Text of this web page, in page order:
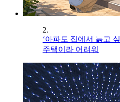
2.
‘아파도 집에서 늙고
주택이라 어려워